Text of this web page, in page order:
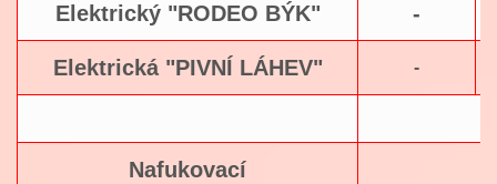
Elektrický "RODEO BÝK" -
Elektrická "PIVNÍ LÁHEV" -
Nafukovací